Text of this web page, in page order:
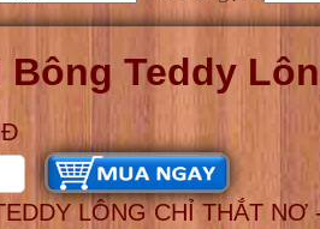
Bông Teddy
LÔNG CHỈ THẮT NƠ